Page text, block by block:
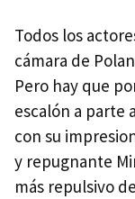
Todos los
cámara de
Pero hay que
escalón a parte a
con su
y repugnante
más repulsivo